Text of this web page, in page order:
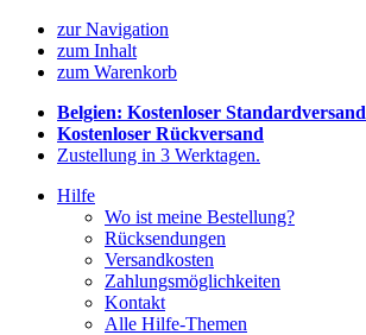
zur Navigation
zum Inhalt
zum Warenkorb
Belgien: Kostenloser Standardversand
Kostenloser Rückversand
Zustellung in 3 Werktagen.
Hilfe
Wo ist meine Bestellung?
Rücksendungen
Versandkosten
Zahlungsmöglichkeiten
Kontakt
Alle Hilfe-Themen